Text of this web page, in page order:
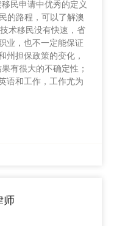
民申请中优秀的定义
的路程，可以了解澳
术移民没有快速，省
业，也不一定能保证
州担保政策的变化，
有很大的不确定性；
语和工作，工作尤为
师